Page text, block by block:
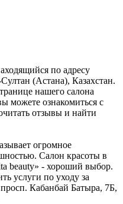
по адресу
(Астана), Казахстан.
нашего салона
можете ознакомиться с
отзывы и найти
огромное
Салон красоты в
beauty» - хороший выбор.
услуги по уходу за
Кабанбай Батыра, 7Б,